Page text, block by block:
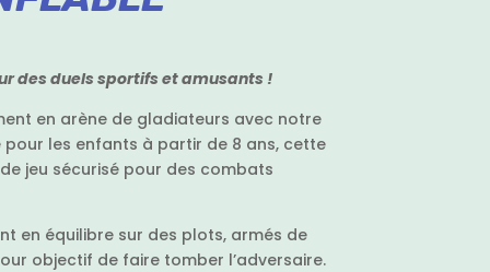
des duels sportifs et amusants !
en arène de gladiateurs avec notre
pour les enfants à partir de 8 ans, cette
jeu sécurisé pour des combats
en équilibre sur des plots, armés de
objectif de faire tomber l’adversaire.